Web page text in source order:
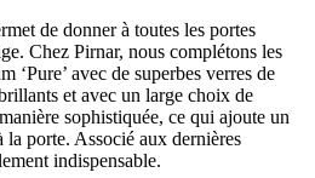
de donner à toutes les portes
Chez Pirnar, nous complétons les
‘Pure’ avec de superbes verres de
et avec un large choix de
sophistiquée, ce qui ajoute un
porte. Associé aux dernières
indispensable.